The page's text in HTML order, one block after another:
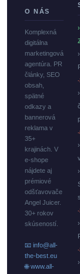
O NÁS
Komplexná
digitálna
marketingová
agentúra. PR
články, SEO
obsah,
spätné
odkazy a
bannerová
reklama v
35+
krajinách. V
e-shope
nájdete aj
prémiové
odšťavovače
Angel Juicer.
30+ rokov
skúseností.
📧 info@all-
the-best.eu
🌐 www.all-